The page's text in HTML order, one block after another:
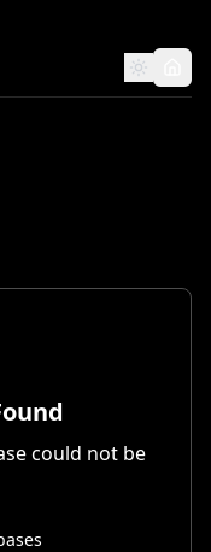
could not be